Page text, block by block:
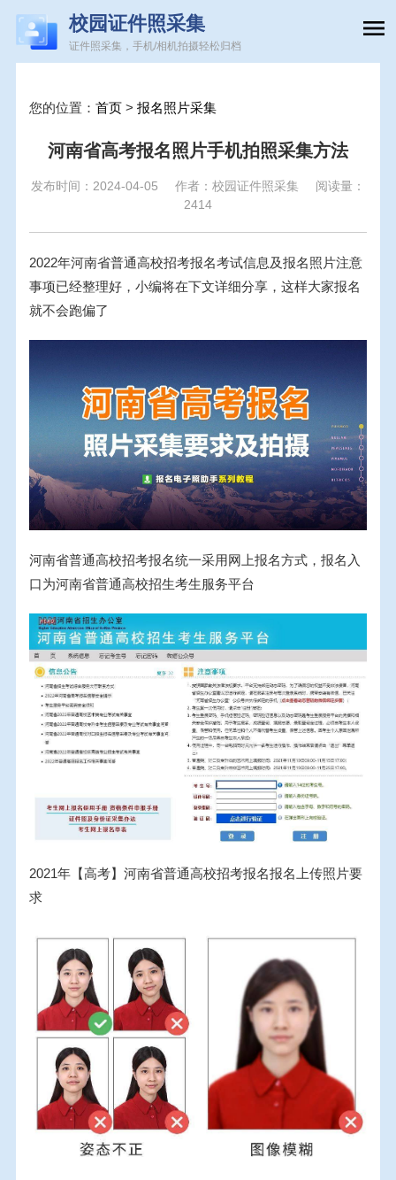
校园证件照采集
证件照采集，手机/相机拍摄轻松归档
您的位置： 首页> 报名照片采集
河南省高考报名照片手机拍照采集方法
发布时间：2024-04-05 作者：校园证件照采集
阅读量：
2414
2022年河南省普通高校招考报名考试信息及报名照片注意
事项已经整理好，小编将在下文详细分享，这样大家报名
就不会跑偏了
河南省普通高校招考报名统一采用网上报名方式，报名入
口为河南省普通高校招生考生服务平台
2021年【高考】河南省普通高校招考报名报名上传照片要
求